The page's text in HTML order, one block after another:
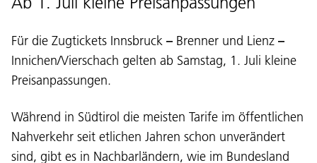
Für die Zugtickets Innsbruck – Brenner und Lienz –
Innichen/Vierschach gelten ab Samstag, 1. Juli kleine
Preisanpassungen.
Während in Südtirol die meisten Tarife im öffentlichen
Nahverkehr seit etlichen Jahren schon unverändert
sind, gibt es in Nachbarländern, wie im Bundesland